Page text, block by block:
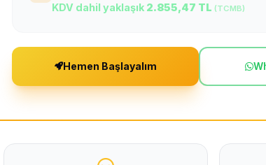
KDV dahil yaklaşık 2.855,47 TL (TCMB)
Hemen Başlayalım